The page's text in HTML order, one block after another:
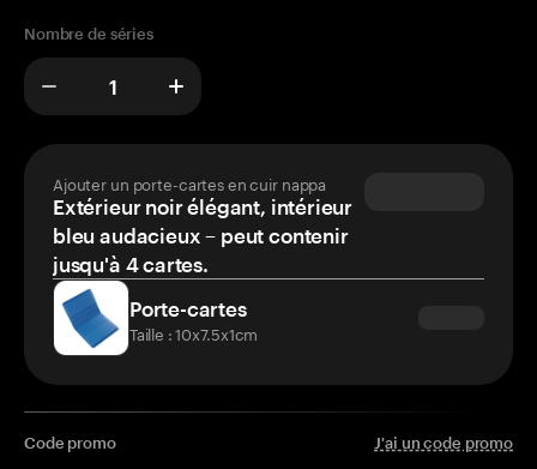
Nombre de séries
Ajouter un porte-cartes en cuir nappa
Extérieur noir élégant, intérieur
bleu audacieux – peut contenir
jusqu'à 4 cartes.
Porte-cartes
Taille : 10x7.5x1cm
Code promo J'ai un code promo